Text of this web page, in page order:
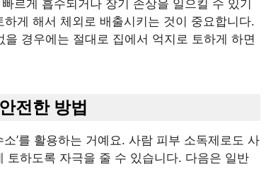
르게 흡수되거나 장기 손상을 일으킬 수 있기
게 해서 체외로 배출시키는 것이 중요합니다.
경우에는 절대로 집에서 억지로 토하게 하면
전한 방법
’를 활용하는 거예요. 사람 피부 소독제로도 사
토하도록 자극을 줄 수 있습니다. 다음은 일반